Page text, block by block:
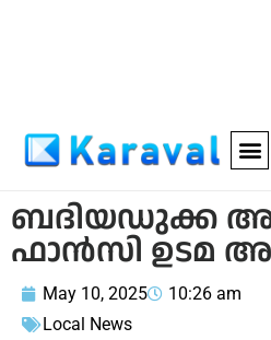
ബദിയഡുക്ക
ഫാന്‍സി ഉടമ
May 10, 2025
10:26 am
Local News